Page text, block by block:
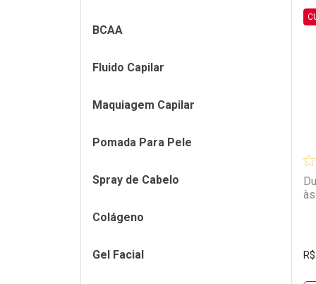
R$
BCAA
Fluido Capilar
Maquiagem Capilar
Pomada Para Pele
Spray de Cabelo
Colágeno
Gel Facial